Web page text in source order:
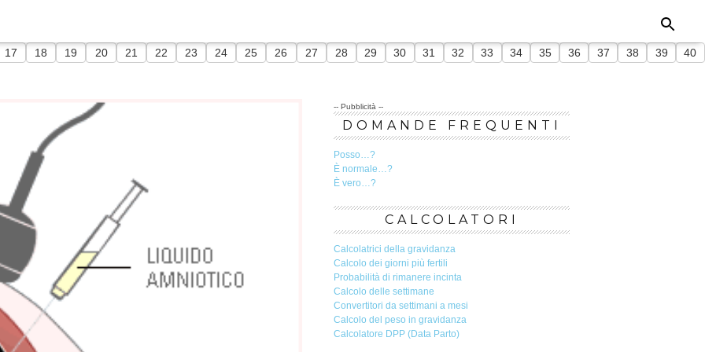
17 18 19 20 21 22 23 24 25 26 27 28 29 30 31 32 33 34 35 36 37 38 39 40
-- Pubblicità --
DOMANDE FREQUENTI
Posso…?
È normale…?
È vero…?
CALCOLATORI
Calcolatrici della gravidanza
Calcolo dei giorni più fertili
Probabilità di rimanere incinta
Calcolo delle settimane
Convertitori da settimani a mesi
Calcolo del peso in gravidanza
Calcolatore DPP (Data Parto)